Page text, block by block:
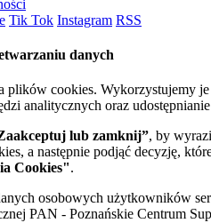
Tik Tok Instagram RSS
danych
plików cookies. Wykorzystujemy
analitycznych oraz
lub zamknij”, by
a następnie podjąć decyzję,
Cookies".
osobowych użytkowników
PAN - Poznańskie Centrum